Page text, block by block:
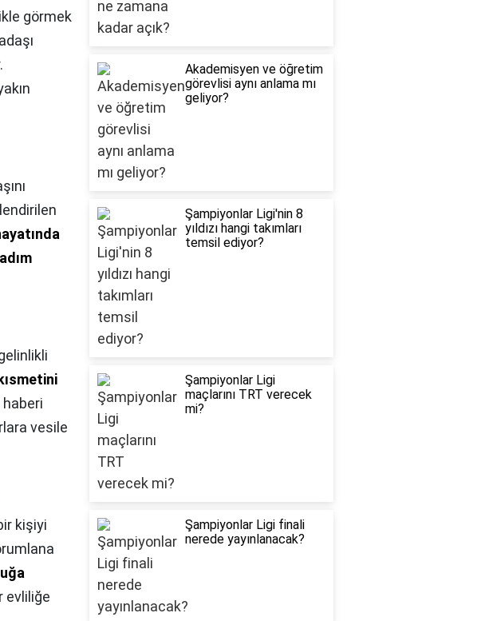
görmek
vesile
kişiyi
evliliğe
Akademisyen ve öğretim
görevlisi aynı anlama mı
geliyor?
Şampiyonlar Ligi'nin 8
yıldızı hangi takımları
temsil ediyor?
Şampiyonlar Ligi
maçlarını TRT verecek
mi?
Şampiyonlar Ligi finali
nerede yayınlanacak?